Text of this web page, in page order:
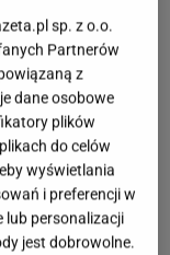
sp. z o.o.
Partnerów
z
dane osobowe
plików
do celów
wyświetlania
i preferencji w
lub personalizacji
jest dobrowolne.